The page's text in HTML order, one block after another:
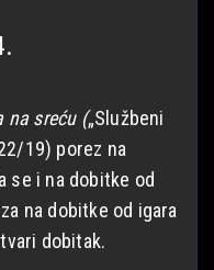
na sreću („Službeni
19) porez na
se i na dobitke od
na dobitke od igara
dobitak.